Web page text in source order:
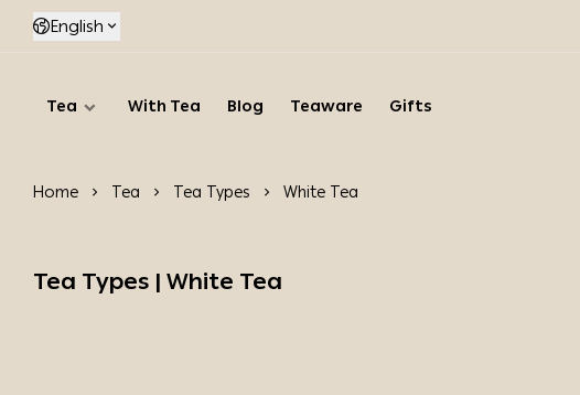
English
Tea With Tea Blog Teaware Gifts
Home Tea Tea Types White Tea
Tea Types | White Tea